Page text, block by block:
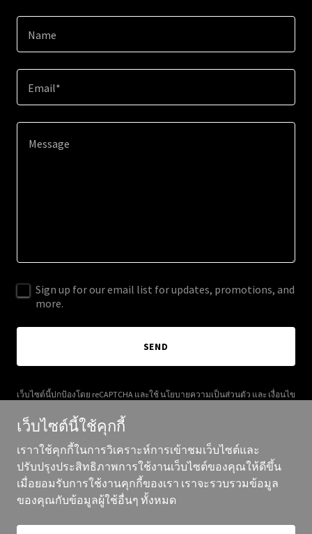
Name
Email*
Sign up for our email list for updates, promotions, and
more.
SEND
เว็บไซต์นี้ปกป้องโดย reCAPTCHA และใช้นโยบายความเป็นส่วนตัว และ เงื่อนไข
ลิขสิทธิ์ ©2026 helloandrewlane.com - สงวนสิทธิ์ทุกประการ
เว็บไซต์นี้ใช้คุกกี้
เราาใช้คุกกี้ในการวิเคราะห์การเข้าชมเว็บไซต์และ
ปรับปรุงประสิทธิภาพการใช้งานเว็บไซต์ของคุณให้ดีขึ้น
เมื่อยอมรับการใช้งานคุกกี้ของเรา เราจะรวบรวมข้อมูล
ของคุณกับข้อมูลผู้ใช้อื่นๆ ทั้งหมด